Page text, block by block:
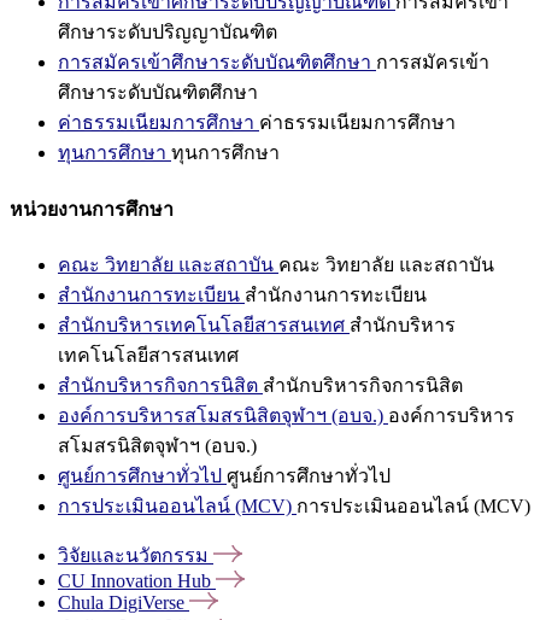
ศึกษาระดับปริญญาบัณฑิต
การสมัครเข้าศึกษาระดับบัณฑิตศึกษา การสมัครเข้า
ศึกษาระดับบัณฑิตศึกษา
ค่าธรรมเนียมการศึกษา ค่าธรรมเนียมการศึกษา
ทุนการศึกษา ทุนการศึกษา
หน่วยงานการศึกษา
คณะ วิทยาลัย และสถาบัน คณะ วิทยาลัย และสถาบัน
สำนักงานการทะเบียน สำนักงานการทะเบียน
สำนักบริหารเทคโนโลยีสารสนเทศ สำนักบริหาร
เทคโนโลยีสารสนเทศ
สำนักบริหารกิจการนิสิต สำนักบริหารกิจการนิสิต
องค์การบริหารสโมสรนิสิตจุฬาฯ (อบจ.) องค์การบริหาร
สโมสรนิสิตจุฬาฯ (อบจ.)
ศูนย์การศึกษาทั่วไป ศูนย์การศึกษาทั่วไป
การประเมินออนไลน์ (MCV) การประเมินออนไลน์ (MCV)
วิจัยและนวัตกรรม
CU Innovation Hub
Chula DigiVerse